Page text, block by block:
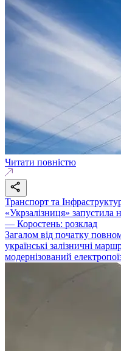
Читати повністю
Транспорт та
«Укрзалізниця» запустила
— Коростень: розклад
Загалом від початку
українські залізничні
модернізований